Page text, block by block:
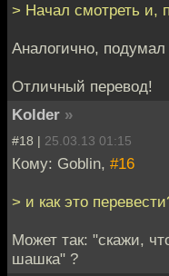
> Начал смотреть и,
Аналогично,
Отличный перевод!
Kolder »
#18 | 25.03.13 01:15
Кому: Goblin, #16
> и как это
Может так: "скажи,
шашка" ?